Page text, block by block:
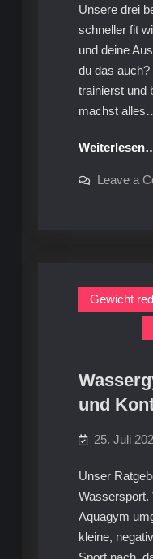
Unsere drei
schneller fit
und deine
du das
trainierst und
machst
Leave a
Gewicht
und
25. Juli
Unser
Wassersport.
Aquagym
kleine,